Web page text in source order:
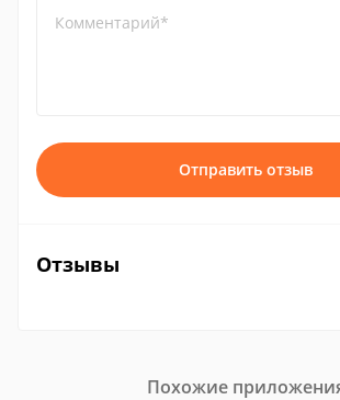
Комментарий*
Отправить отзыв
Отзывы
Похожие